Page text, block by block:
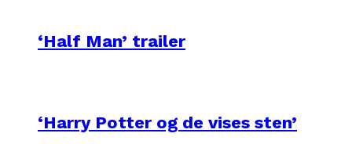
‘Half Man’ trailer
‘Harry Potter og de vises sten’